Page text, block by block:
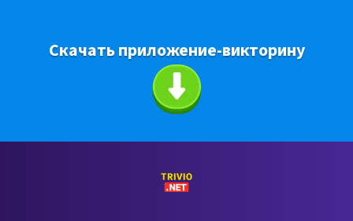
Скачать приложение-викторину